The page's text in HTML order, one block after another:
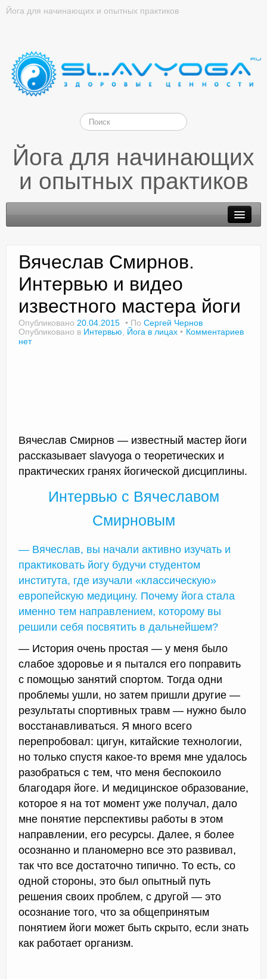
Йога для начинающих и опытных практиков
Йога для начинающих
и опытных практиков
Доктор Чернов
Методика SLAVYOGA
Контакты
Вячеслав Смирнов.
Интервью и видео
известного мастера йоги
Опубликовано 20.04.2015 По Сергей Чернов
Опубликовано в Интервью Йога в лицах
Комментариев
нет
Вячеслав Смирнов — известный мастер йоги
рассказывает slavyoga о теоретических и
практических гранях йогической дисциплины.
Интервью с Вячеславом
Смирновым
— Вячеслав, вы начали активно изучать и
практиковать йогу будучи студентом
института, где изучали «классическую»
европейскую медицину. Почему йога стала
именно тем направлением, которому вы
решили себя посвятить в дальнейшем?
— История очень простая — у меня было
слабое здоровье и я пытался его поправить
с помощью занятий спортом. Тогда одни
проблемы ушли, но затем пришли другие —
результаты спортивных травм — нужно было
восстанавливаться. Я много всего
перепробовал: цигун, китайские технологии,
но только спустя какое-то время мне удалось
разобраться с тем, что меня беспокоило
благодаря йоге. И медицинское образование,
которое я на тот момент уже получал, дало
мне понятие перспективы работы в этом
направлении, его ресурсы. Далее, я более
осознанно и планомерно все это развивал,
так что все достаточно типично. То есть, со
одной стороны, это был опытный путь
решения своих проблем, с другой — это
осознание того, что за общепринятым
понятием йоги может быть скрыто, если знать
как работает организм.